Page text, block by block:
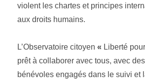
violent les chartes et principes
aux droits humains.
L’Observatoire citoyen « Liberté
prêt à collaborer avec tous, avec
bénévoles engagés dans le suivi et